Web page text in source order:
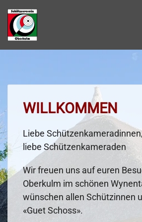
Zum Hauptinhalt springen
WILLKOMMEN
Liebe
liebe Schützenkameraden
Wir freuen uns auf euren
Oberkulm im schönen
wünschen allen Schützinnen
«Guet Schoss».